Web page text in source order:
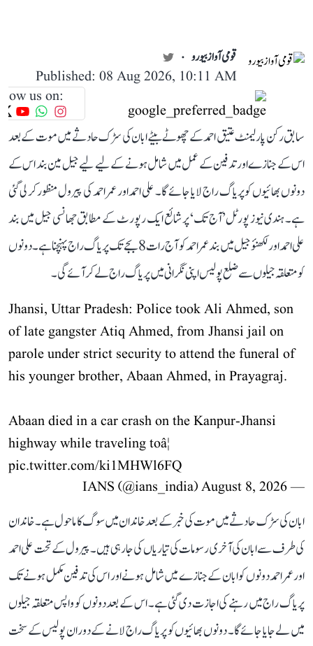
قومی آواز بیورو
Published: 08 Aug 2026, 10:11 AM
us on:
سابق رکن پارلیمنٹ عتیق احمد کے چھوٹے بیٹے ابان کی سڑک حادثے میں موت کے بعد
اس کے جنازے اور تدفین کے عمل میں شامل ہونے کے لیے لیے جیل مین بند اس کے
دونوں بھائیوں کو پریاگ راج لایا جائے گا۔ علی احمد اور عمر احمد کی پیرول منظور کر لی گئی
ہے۔ ہندی نیوز پورٹل ’آج تک‘ پر شائع ایک رپورٹ کے مطابق جھانسی جیل میں بند
علی احمد اور لکھنؤ جیل میں بند عمر احمد کو آج رات 8 بجے تک پریاگ راج پہنچنا ہے۔ دونوں
کو متعلقہ جیلوں سے ضلع پولیس اپنی نگرانی میں پریاگ راج لے کر آئے گی۔
Jhansi, Uttar Pradesh: Police took Ali Ahmed, son
of late gangster Atiq Ahmed, from Jhansi jail on
parole under strict security to attend the funeral of
his younger brother, Abaan Ahmed, in Prayagraj.
Abaan died in a car crash on the Kanpur-Jhansi
highway while traveling toâ¦
pic.twitter.com/ki1MHWl6FQ
— IANS (@ians_india)
August 8, 2026
ابان کی سڑک حادثے میں موت کی خبر کے بعد خاندان میں سوگ کا ماحول ہے۔ خاندان
کی طرف سے ابان کی آخری رسومات کی تیاریاں کی جا رہی ہیں۔ پیرول کے تحت علی احمد
اور عمر احمد دونوں کو ابان کے جنازے میں شامل ہونے اور اس کی تدفین مکمل ہونے تک
پریاگ راج میں رہنے کی اجازت دی گئی ہے۔ اس کے بعد دونوں کو واپس متعلقہ جیلوں
میں لے جایا جائے گا۔ دونوں بھائیوں کو پریاگ راج لانے کے دوران پولیس کے سخت